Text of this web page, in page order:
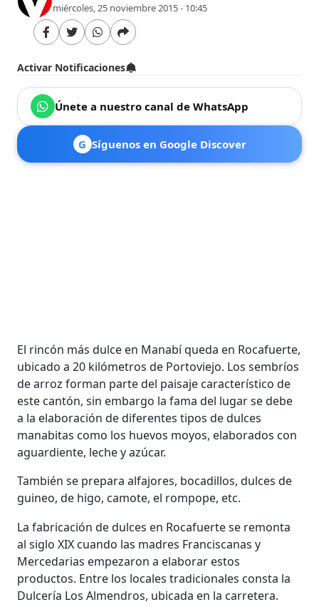
miércoles, 25 noviembre 2015 - 10:45
Activar Notificaciones
Únete a nuestro canal de WhatsApp
G Síguenos en Google Discover
El rincón más dulce en Manabí queda en Rocafuerte,
ubicado a 20 kilómetros de Portoviejo. Los sembríos
de arroz forman parte del paisaje característico de
este cantón, sin embargo la fama del lugar se debe
a la elaboración de diferentes tipos de dulces
manabitas como los huevos moyos, elaborados con
aguardiente, leche y azúcar.
También se prepara alfajores, bocadillos, dulces de
guineo, de higo, camote, el rompope, etc.
La fabricación de dulces en Rocafuerte se remonta
al siglo XIX cuando las madres Franciscanas y
Mercedarias empezaron a elaborar estos
productos. Entre los locales tradicionales consta la
Dulcería Los Almendros, ubicada en la carretera.